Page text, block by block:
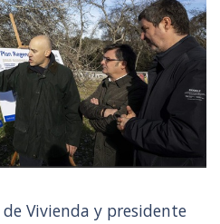
Vivienda y presidente